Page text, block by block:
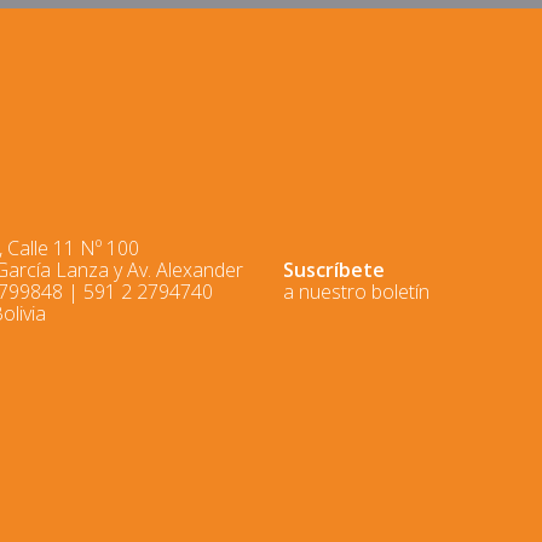
11 Nº 100
Lanza y Av. Alexander
| 591 2 2794740
Suscríbete
a nuestro boletín